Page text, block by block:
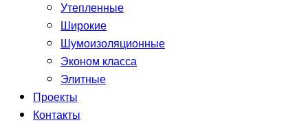
Утепленные
Широкие
Шумоизоляционные
Эконом класса
Элитные
Проекты
Контакты